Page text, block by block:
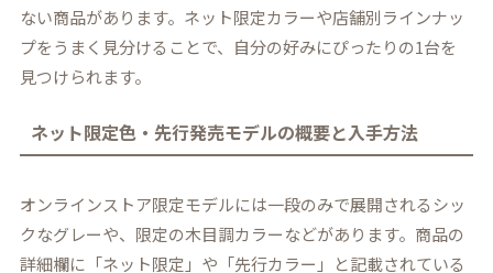
ない商品があります。ネット限定カラーや店舗別ラインナッ
プをうまく見分けることで、自分の好みにぴったりの1台を
見つけられます。
ネット限定色・先行発売モデルの概要と入手方法
オンラインストア限定モデルには一段のみで展開されるシッ
クなグレーや、限定の木目調カラーなどがあります。商品の
詳細欄に「ネット限定」や「先行カラー」と記載されている